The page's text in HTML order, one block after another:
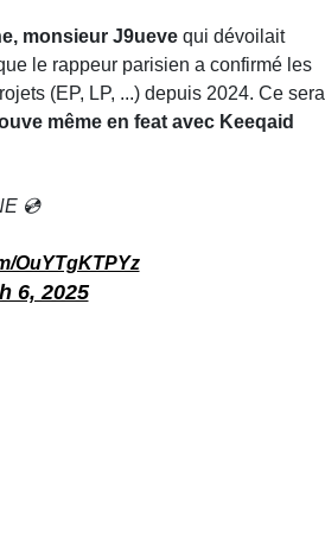
monsieur J9ueve qui dévoilait
le rappeur parisien a confirmé les
(EP, LP, ...) depuis 2024. Ce sera
même en feat avec Keeqaid
💿
OuYTgKTPYz
6, 2025